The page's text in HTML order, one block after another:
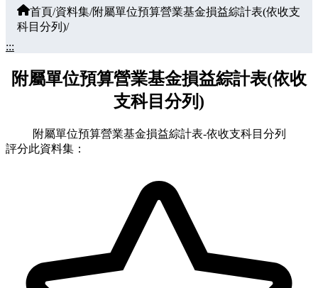
首頁/資料集/附屬單位預算營業基金損益綜計表(依收支
科目分列)/
:::
附屬單位預算營業基金損益綜計表(依收
支科目分列)
附屬單位預算營業基金損益綜計表-依收支科目分列
評分此資料集：